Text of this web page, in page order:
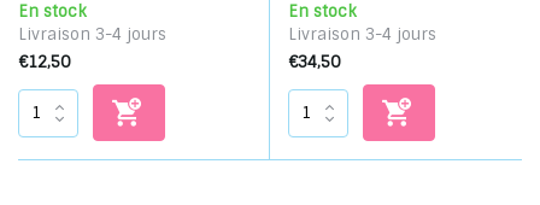
En stock
Livraison 3-4 jours
€12,50
En stock
Livraison 3-4 jours
€34,50